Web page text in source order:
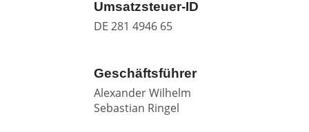
Umsatzsteuer-ID
DE 281 4946 65
Geschäftsführer
Alexander Wilhelm
Sebastian Ringel